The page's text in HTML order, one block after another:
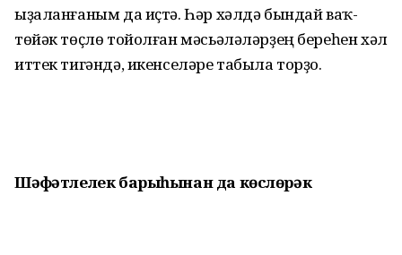
ыҙаланғаным да иҫтә. Һәр хәлдә бындай ваҡ-
төйәк төҫлө тойолған мәсьәләләрҙең береһен хәл
иттек тигәндә, икенселәре табыла торҙо.
Шәфҡәтлелек барыһынан да көслөрәк